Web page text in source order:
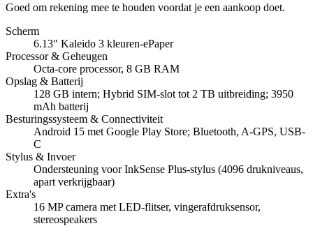
Goed om rekening mee te houden voordat je een aankoop doet.
Scherm
6.13" Kaleido 3 kleuren-ePaper
Processor & Geheugen
Octa-core processor, 8 GB RAM
Opslag & Batterij
128 GB intern; Hybrid SIM-slot tot 2 TB uitbreiding; 3950
mAh batterij
Besturingssysteem & Connectiviteit
Android 15 met Google Play Store; Bluetooth, A-GPS, USB-
C
Stylus & Invoer
Ondersteuning voor InkSense Plus-stylus (4096 drukniveaus,
apart verkrijgbaar)
Extra's
16 MP camera met LED-flitser, vingerafdruksensor,
stereospeakers